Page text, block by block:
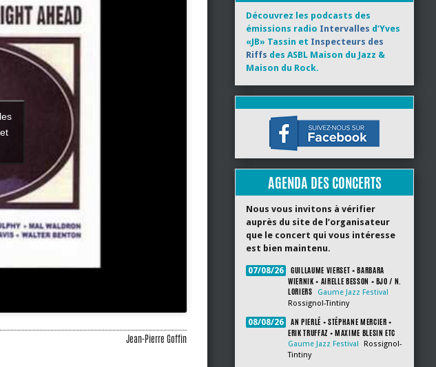
Jean-Pierre Goffin
Découvrez les podcasts des
émissions radio Intervalles d’Yves
«JB» Tassin et Inspecteurs des
Riffs des ASBL Maison du Jazz &
Maison du Rock.
AGENDA DES CONCERTS
Nous vous invitons à vérifier
auprès du site de l’organisateur
que le concert qui vous intéresse
est bien maintenu.
07/08/26
GUILLAUME VIERSET + BARBARA
WIERNIK + AIRELLE BESSON + BJO / N.
LORIERS
Gaume Jazz Festival
Rossignol-Tintiny
08/08/26
AN PIERLÉ + STÉPHANE MERCIER +
ERIK TRUFFAZ + MAXIME BLESIN ETC
Gaume Jazz Festival
Rossignol-
Tintiny